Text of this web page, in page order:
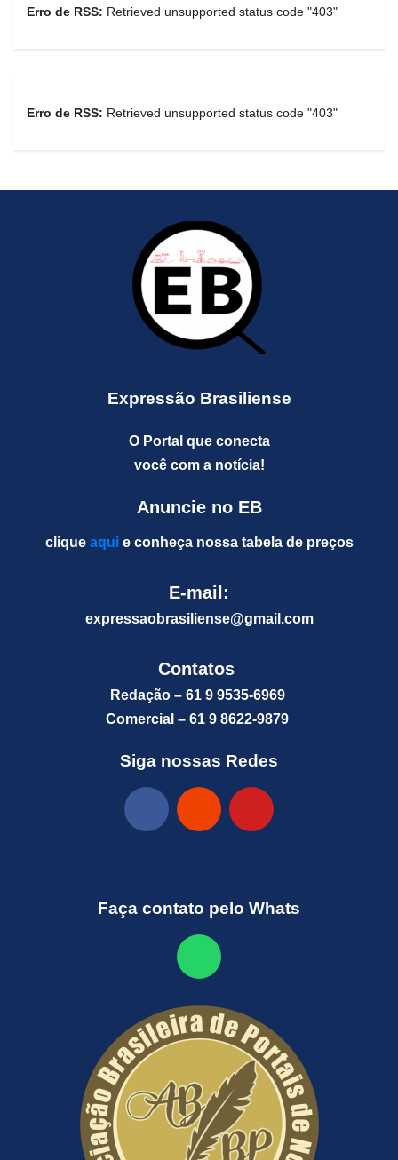
Erro de RSS: Retrieved unsupported status code "403"
Erro de RSS: Retrieved unsupported status code "403"
Expressão Brasiliense
O Portal que conecta
você com a notícia!
Anuncie no EB
clique aquie conheça nossa tabela de preços
E-mail:
expressaobrasiliense@gmail.com
Contatos
Redação – 61 9 9535-6969
Comercial – 61 9 8622-9879
Siga nossas Redes
Faça contato pelo Whats